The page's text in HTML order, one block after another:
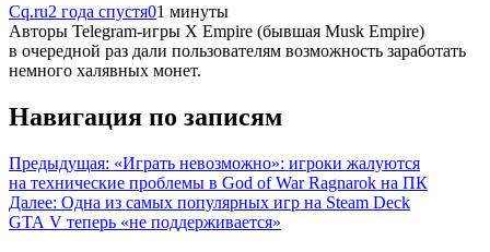
Cq.ru2 года спустя01 минуты
Авторы Telegram-игры X Empire (бывшая Musk Empire)
в очередной раз дали пользователям возможность заработать
немного халявных монет.
Навигация по записям
Предыдущая: «Играть невозможно»: игроки жалуются
на технические проблемы в God of War Ragnarok на ПК
Далее: Одна из самых популярных игр на Steam Deck
GTA V теперь «не поддерживается»